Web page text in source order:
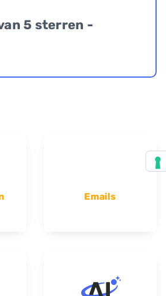
5 sterren -
Emails